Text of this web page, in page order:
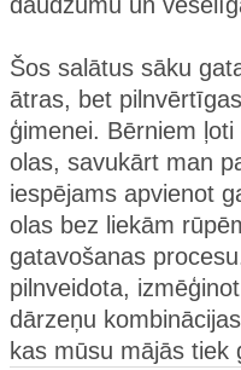
Šos salātus sāku
ātras, bet
ģimenei. Bērniem
olas, savukārt man
iespējams apvienot
olas bez liekām
gatavošanas
pilnveidota,
dārzeņu
kas mūsu mājās tiek